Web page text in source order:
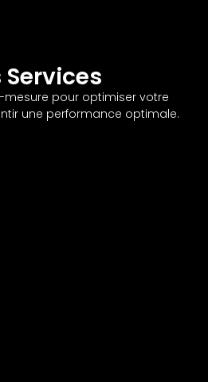
Services
mesure pour optimiser votre
une performance optimale.